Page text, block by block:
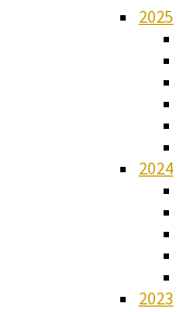
2025
2024
2023